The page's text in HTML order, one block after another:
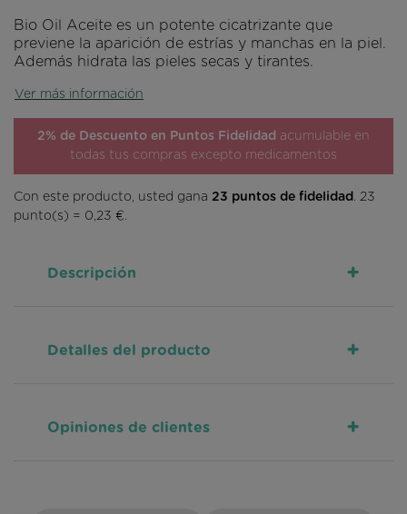
Bio Oil Aceite es un potente cicatrizante que
previene la aparición de estrías y manchas en la piel.
Además hidrata las pieles secas y tirantes.
Ver más información
2% de Descuento en Puntos Fidelidad acumulable en
todas tus compras excepto medicamentos
Con este producto, usted gana 23 puntos de fidelidad . 23
punto(s) = 0,23 €.
Descripción +
Detalles del producto +
Opiniones de clientes +